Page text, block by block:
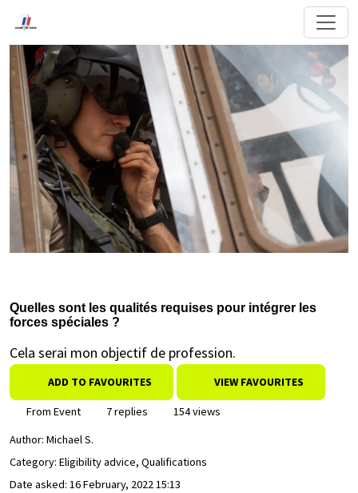
Quelles sont les qualités requises pour intégrer les
forces spéciales ?
Cela serai mon objectif de profession.
ADD TO FAVOURITES VIEW FAVOURITES
From Event 7 replies
154 views
Author: Michael S.
Category: Eligibility advice, Qualifications
Date asked: 16 February, 2022 15:13